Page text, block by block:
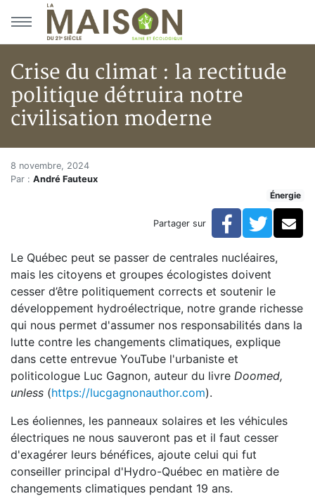
Aller au menu principal
Aller au contenu principal
Crise du climat : la rectitude
politique détruira notre
civilisation moderne
Accueil
Articles
Crise du climat : la rectitude politique détruira notre
Crise du climat : la rectitude
8 novembre, 2024
Par : André Fauteux
Énergie
Partager sur Facebook
Le Québec peut se passer de centrales nucléaires,
mais les citoyens et groupes écologistes doivent
cesser d’être politiquement corrects et soutenir le
développement hydroélectrique, notre grande richesse
qui nous permet d'assumer nos responsabilités dans la
lutte contre les changements climatiques, explique
dans cette entrevue YouTube l'urbaniste et
politicologue Luc Gagnon, auteur du livre Doomed,
unless (https://lucgagnonauthor.com).
Les éoliennes, les panneaux solaires et les véhicules
électriques ne nous sauveront pas et il faut cesser
d'exagérer leurs bénéfices, ajoute celui qui fut
conseiller principal d'Hydro-Québec en matière de
changements climatiques pendant 19 ans.